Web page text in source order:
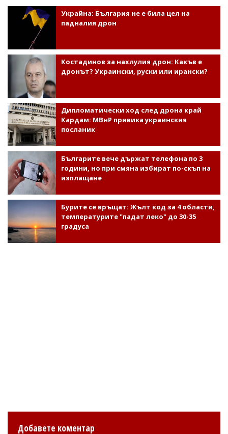
Украйна: България не е била цел на
падналия дрон
Костадинов за нахлулия дрон: Какъв е
дронът? Украински, руски или ирански?
Дипломатически ход след дрона край
Кардам: МВнР привика украинския
посланик
Българите вече държат телефона по 3
години, но при смяна избират по-скъп на
изплащане
Бурите се връщат: Жълт код за 4 области,
температурите "падат леко" до 30-35
градуса
Добавете коментар